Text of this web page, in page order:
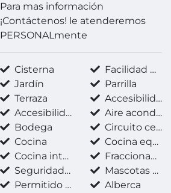
Para mas información
¡Contáctenos! le atenderemos
PERSONALmente
Cisterna
Facilidad para estacionarse
Jardín
Parrilla
Terraza
Accesibilidad para adultos mayores
Accesibilidad para personas con discapacidad
Aire acondicionado
Bodega
Circuito cerrado
Cocina
Cocina equipada
Cocina integral
Fraccionamiento privado
Seguridad 24 horas
Mascotas permitidas
Permitido fumar
Alberca